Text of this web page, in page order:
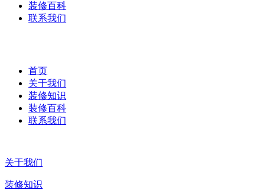
装修百科
联系我们
首页
关于我们
装修知识
装修百科
联系我们
关于我们
装修知识